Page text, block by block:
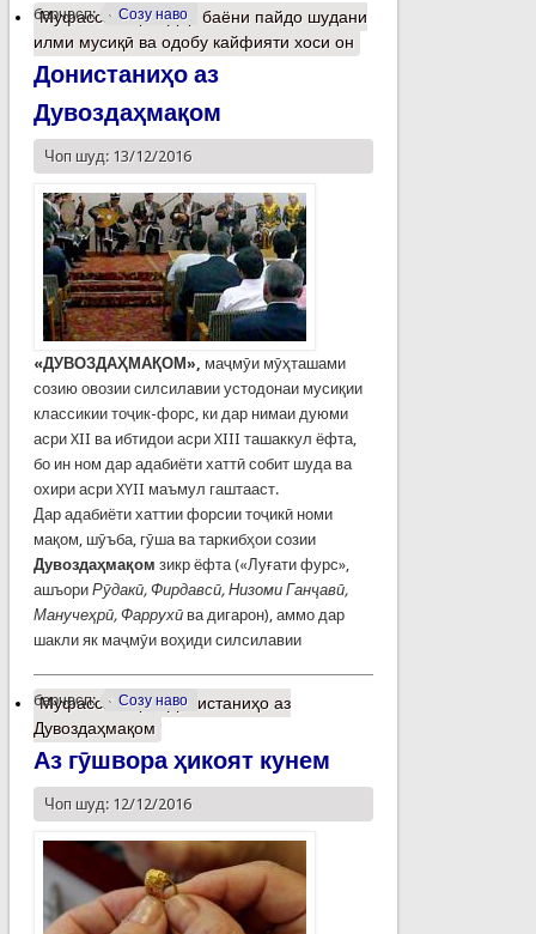
барчасп: Созу наво
Муфассалтаро Дар баёни пайдо шудани
илми мусиқӣ ва одобу кайфияти хоси он
Донистаниҳо аз
Дувоздаҳмақом
Чоп шуд: 13/12/2016
«ДУВОЗДАҲМАҚОМ», маҷмӯи мӯҳташами
созию овозии силсилавии устодонаи мусиқии
классикии тоҷик-форс, ки дар нимаи дуюми
асри XII ва ибтидои асри XIII ташаккул ёфта,
бо ин ном дар адабиёти хаттӣ собит шуда ва
охири асри XYII маъмул гаштааст.
Дар адабиёти хаттии форсии тоҷикӣ номи
мақом, шӯъба, гӯша ва таркибҳои созии
Дувоздаҳмақом зикр ёфта («Луғати фурс»,
ашъори Рӯдакӣ, Фирдавсӣ, Низоми Ганҷавӣ,
Манучеҳрӣ, Фаррухӣва дигарон), аммо дар
шакли як маҷмӯи воҳиди силсилавии
барчасп: Созу наво
Муфассалтаро Донистаниҳо аз
Дувоздаҳмақом
Аз гӯшвора ҳикоят кунем
Чоп шуд: 12/12/2016